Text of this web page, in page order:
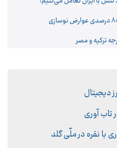
ترکیه و مصر
دیجیتال
تاب آوری
با نقره در ملّی گلد